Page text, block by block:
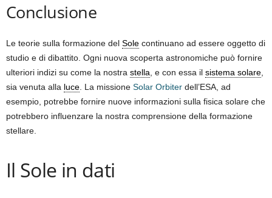
Conclusione
Le teorie sulla formazione del Sole continuano ad essere oggetto di
studio e di dibattito. Ogni nuova scoperta astronomiche può fornire
ulteriori indizi su come la nostra stella , e con essa il sistema solare
sia venuta alla luce . La missione Solar Orbiter dell’ESA, ad
esempio, potrebbe fornire nuove informazioni sulla fisica solare che
potrebbero influenzare la nostra comprensione della formazione
stellare.
Il Sole in dati